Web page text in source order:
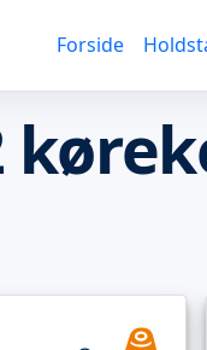
Forside